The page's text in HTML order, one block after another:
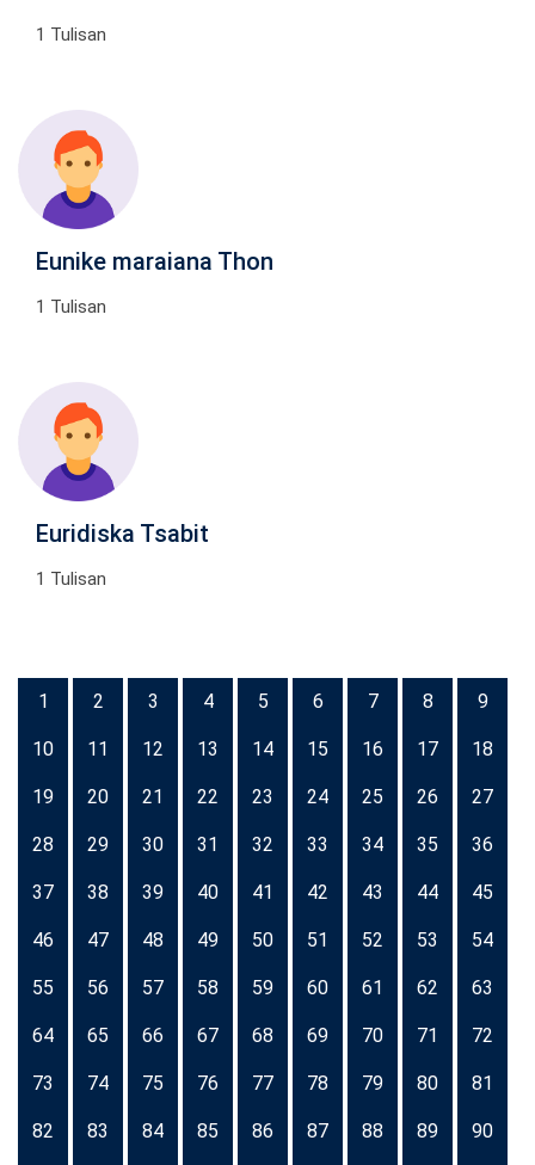
1 Tulisan
Eunike maraiana Thon
1 Tulisan
Euridiska Tsabit
1 Tulisan
1 2 3 4 5 6 7 8 9
10 11 12 13 14 15 16 17 18
19 20 21 22 23 24 25 26 27
28 29 30 31 32 33 34 35 36
37 38 39 40 41 42 43 44 45
46 47 48 49 50 51 52 53 54
55 56 57 58 59 60 61 62 63
64 65 66 67 68 69 70 71 72
73 74 75 76 77 78 79 80 81
82 83 84 85 86 87 88 89 90